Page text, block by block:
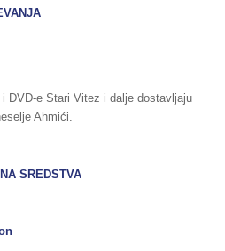
DVD-e Stari Vitez i dalje dostavljaju
Ahmići.
SREDSTVA